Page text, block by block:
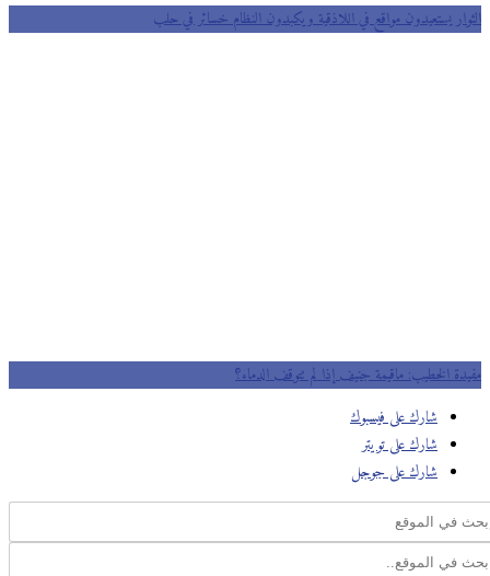
يستعيدون مواقع في اللاذقية ويكبدون النظام خسائر في حلب
الخطيب: ماقيمة جنيف إذا لم تتوقف الدماء؟
شارك على فيسبوك
شارك على تويتر
شارك على جوجل